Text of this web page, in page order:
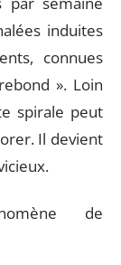
induites
connues
». Loin
spirale peut
Il devient
de